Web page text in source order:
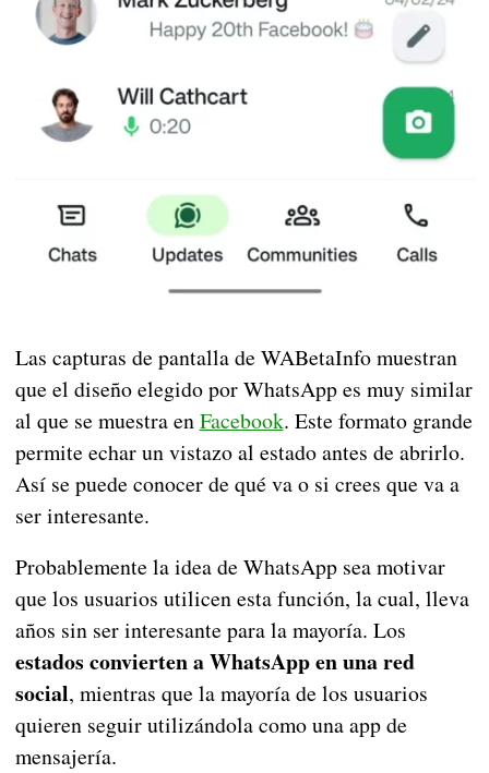
Las capturas de pantalla de WABetaInfo muestran
que el diseño elegido por WhatsApp es muy similar
al que se muestra enFacebook. Este formato grande
permite echar un vistazo al estado antes de abrirlo.
Así se puede conocer de qué va o si crees que va a
ser interesante.
Probablemente la idea de WhatsApp sea motivar
que los usuarios utilicen esta función, la cual, lleva
años sin ser interesante para la mayoría. Los
estados convierten a WhatsApp en una red
social, mientras que la mayoría de los usuarios
quieren seguir utilizándola como una app de
mensajería.